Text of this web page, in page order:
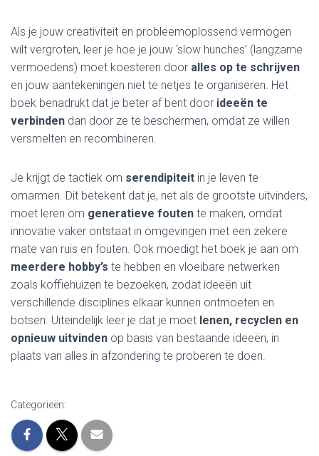
Als je jouw creativiteit en probleemoplossend vermogen
wilt vergroten, leer je hoe je jouw ‘slow hunches’ (langzame
vermoedens) moet koesteren door alles op te schrijven
en jouw aantekeningen niet te netjes te organiseren. Het
boek benadrukt dat je beter af bent door ideeën te
verbinden dan door ze te beschermen, omdat ze willen
versmelten en recombineren.
Je krijgt de tactiek om serendipiteit in je leven te
omarmen. Dit betekent dat je, net als de grootste uitvinders,
moet leren om generatieve fouten te maken, omdat
innovatie vaker ontstaat in omgevingen met een zekere
mate van ruis en fouten. Ook moedigt het boek je aan om
meerdere hobby’s te hebben en vloeibare netwerken
zoals koffiehuizen te bezoeken, zodat ideeën uit
verschillende disciplines elkaar kunnen ontmoeten en
botsen. Uiteindelijk leer je dat je moet lenen, recyclen en
opnieuw uitvinden op basis van bestaande ideeën, in
plaats van alles in afzondering te proberen te doen.
Categorieën: